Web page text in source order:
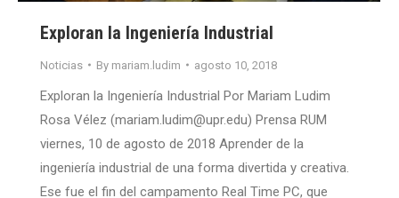
Exploran la Ingeniería Industrial
Noticias By mariam.ludim agosto 10, 2018
Exploran la Ingeniería Industrial Por Mariam Ludim
Rosa Vélez (mariam.ludim@upr.edu) Prensa RUM
viernes, 10 de agosto de 2018 Aprender de la
ingeniería industrial de una forma divertida y creativa.
Ese fue el fin del campamento Real Time PC, que